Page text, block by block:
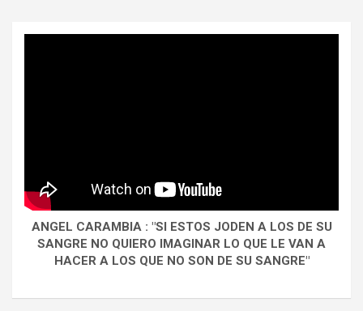
ANGEL CARAMBIA : "SI ESTOS JODEN A LOS DE SU
SANGRE NO QUIERO IMAGINAR LO QUE LE VAN A
HACER A LOS QUE NO SON DE SU SANGRE"